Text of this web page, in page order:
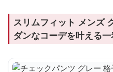
スリムフィット メンズ
ダンなコーデを叶える